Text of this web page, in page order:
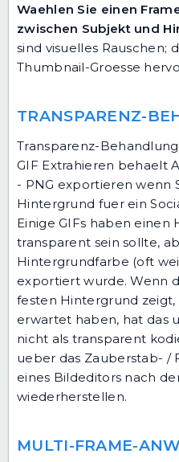
Waehlen Sie einen
zwischen Subjekt und
sind visuelles Rauschen;
Thumbnail-Groesse
TRANSPARENZ-
Transparenz-
GIF Extrahieren behaelt
- PNG exportieren wenn
Hintergrund fuer ein
Einige GIFs haben einen
transparent sein sollte,
Hintergrundfarbe (oft
exportiert wurde. Wenn
festen Hintergrund zeigt,
erwartet haben, hat das
nicht als transparent
ueber das Zauberstab- /
eines Bildeditors nach
wiederherstellen.
MULTI-FRAME-